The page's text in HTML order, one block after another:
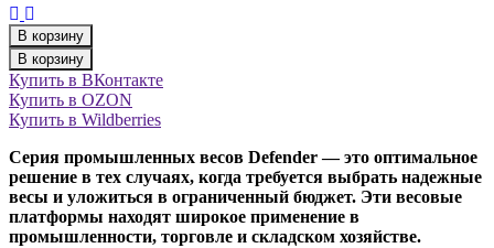
В корзину
В корзину
Купить в ВКонтакте
Купить в OZON
Купить в Wildberries
Серия промышленных весов Defender — это оптимальное
решение в тех случаях, когда требуется выбрать надежные
весы и уложиться в ограниченный бюджет. Эти весовые
платформы находят широкое применение в
промышленности, торговле и складском хозяйстве.